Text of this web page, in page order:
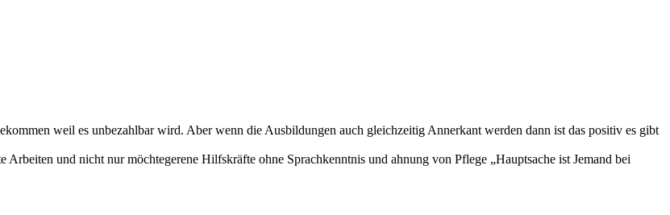
weil es unbezahlbar wird. Aber wenn die Ausbildungen auch gleichzeitig Annerkant werden dann ist das positiv es gibt
und nicht nur möchtegerene Hilfskräfte ohne Sprachkenntnis und ahnung von Pflege „Hauptsache ist Jemand bei